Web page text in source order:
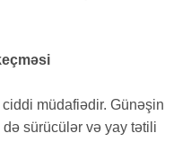
ciddi müdafiədir. Günəşin
sürücülər və yay tətili